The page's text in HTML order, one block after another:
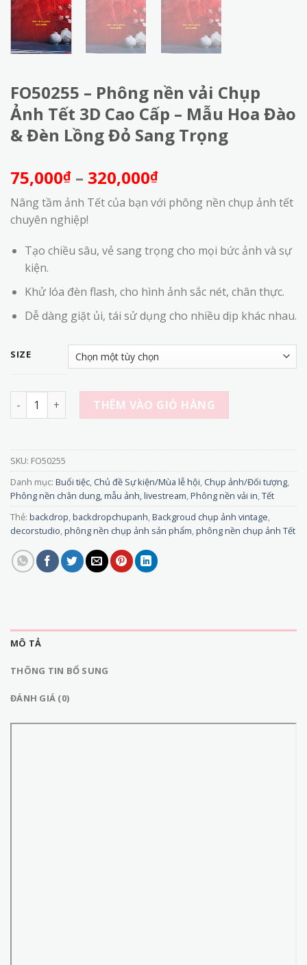
FO50255 – Phông nền vải Chụp
Ảnh Tết 3D Cao Cấp – Mẫu Hoa Đào
& Đèn Lồng Đỏ Sang Trọng
75,000₫ – 320,000₫Khoảng
giá:
từ
đến
320,000₫
Nâng tầm ảnh Tết của bạn với phông nền chụp ảnh tết
chuyên nghiệp!
Tạo chiều sâu, vẻ sang trọng cho mọi bức ảnh và sự
kiện.
Khử lóa đèn flash, cho hình ảnh sắc nét, chân thực.
Dễ dàng giặt ủi, tái sử dụng cho nhiều dịp khác nhau.
SIZE
FO50255 - Phông nền vải Chụp Ảnh Tết 3D Cao Cấp -
THÊM VÀO GIỎ HÀNG
SKU: FO50255
Danh mục: Buổi tiệc, Chủ đề Sự kiện/Mùa lễ hội, Chụp ảnh/Đối tượng,
Phông nền chân dung, mẫu ảnh, livestream,Phông nền vải in,Tết
Thẻ: backdrop,backdropchupanh,Backgroud chụp ảnh vintage,
decorstudio,phông nền chụp ảnh sản phẩm,phông nền chụp ảnh Tết
MÔ TẢ
THÔNG TIN BỔ SUNG
ĐÁNH GIÁ (0)